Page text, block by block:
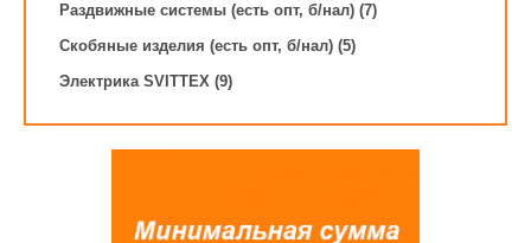
Раздвижные системы (есть опт, б/нал) (7)
Скобяные изделия (есть опт, б/нал) (5)
Электрика SVITTEX (9)